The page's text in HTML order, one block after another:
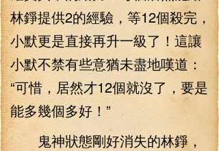
林錚提供2的經驗，等12個殺完，
小默更是直接再升一級了！這讓
小默不禁有些意猶未盡地嘆道：
“可惜，居然才12個就沒了，要是
能多幾個多好！”
鬼神狀態剛好消失的林錚，